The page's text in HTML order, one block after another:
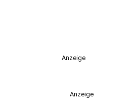
Anzeige
Anzeige